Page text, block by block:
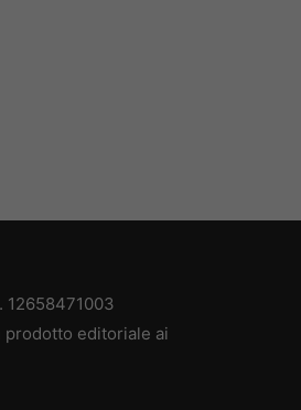
12658471003
prodotto editoriale ai